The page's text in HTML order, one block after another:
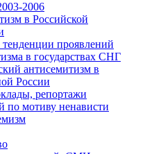
2006
в Российской
проявлений
в государствах СНГ
антисемитизм в
России
репортажи
по мотиву ненависти